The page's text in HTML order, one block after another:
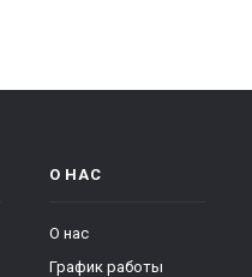
О НАС
О нас
График работы